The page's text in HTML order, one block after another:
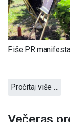
Piše PR
Pročitaj više …
Večeras